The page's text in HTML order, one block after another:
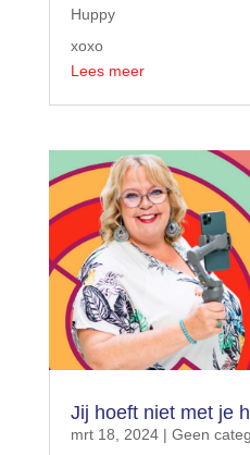
Huppy
xoxo
Lees meer
Jij hoeft niet met je
mrt 18, 2024| Geen